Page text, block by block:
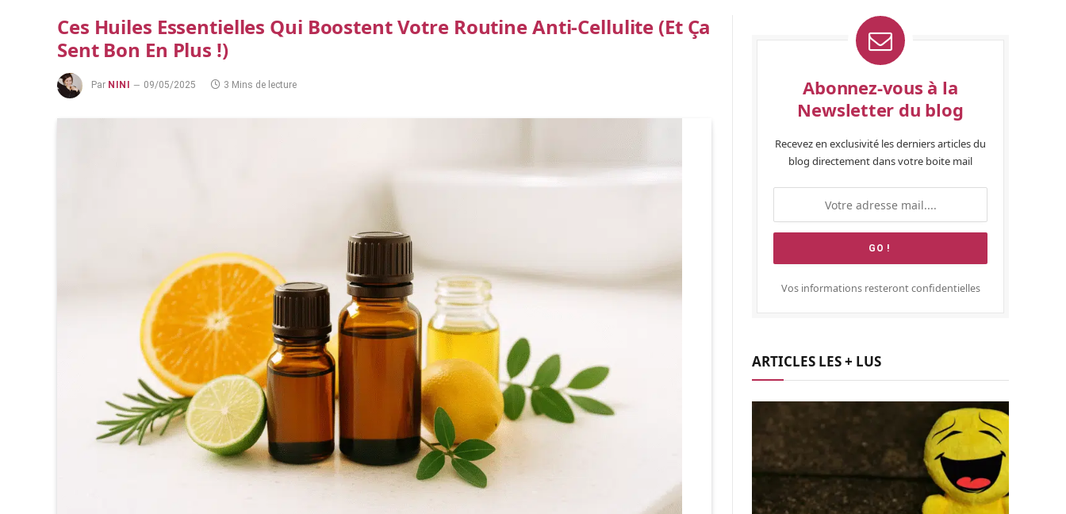
Ces Huiles Essentielles Qui Boostent Votre Routine Anti-Cellulite (et Ça
Sent Bon En Plus !)
Par NINI 09/05/2025 3 Mins de lecture
Abonnez-vous à la
Newsletter du blog
Recevez en exclusivité les derniers articles du
blog directement dans votre boite mail
Vos informations resteront confidentielles
ARTICLES LES + LUS